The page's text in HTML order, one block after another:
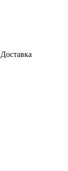
Доставка